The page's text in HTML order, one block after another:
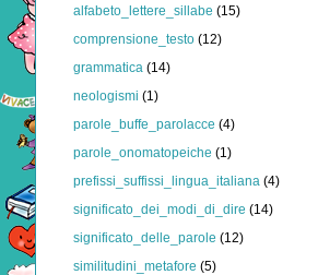
alfabeto_lettere_sillabe (15)
comprensione_testo (12)
grammatica (14)
neologismi (1)
parole_buffe_parolacce (4)
parole_onomatopeiche (1)
prefissi_suffissi_lingua_italiana (4)
significato_dei_modi_di_dire (14)
significato_delle_parole (12)
similitudini_metafore (5)